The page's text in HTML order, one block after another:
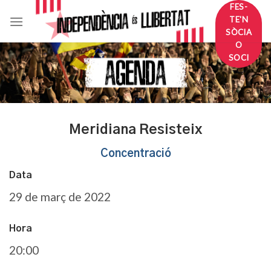
FES-
TE'N
SÒCIA
O
SOCI
Meridiana Resisteix
Concentració
Data
29 de març de 2022
Hora
20:00